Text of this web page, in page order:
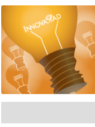
演講技
新思惟國
楊斯棓與蔡
與專業型演
際上台互動